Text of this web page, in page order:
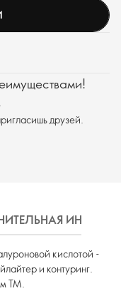
друзей.
кислотой -
и контуринг.
TM.